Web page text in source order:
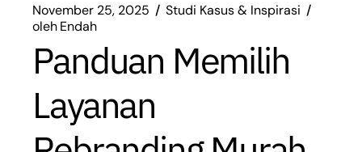
November 25, 2025
Studi Kasus & Inspirasi
olehEndah
Panduan Memilih
Layanan